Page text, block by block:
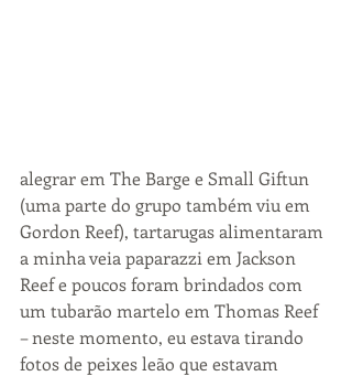
alegrar em The Barge e Small Giftun
(uma parte do grupo também viu em
Gordon Reef), tartarugas alimentaram
a minha veia paparazzi em Jackson
Reef e poucos foram brindados com
um tubarão martelo em Thomas Reef
– neste momento, eu estava tirando
fotos de peixes leão que estavam